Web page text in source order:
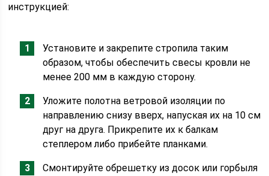
инструкцией:
Установите и закрепите стропила таким
образом, чтобы обеспечить свесы кровли не
менее 200 мм в каждую сторону.
Уложите полотна ветровой изоляции по
направлению снизу вверх, напуская их на 10 см
друг на друга. Прикрепите их к балкам
степлером либо прибейте планками.
Смонтируйте обрешетку из досок или горбыля